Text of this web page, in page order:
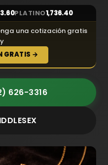
PLATINO1,736.40
una cotización gratis
GRATIS →
626-3316